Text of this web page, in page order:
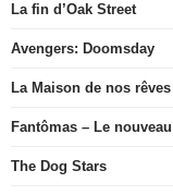
La fin d’Oak Street
Avengers: Doomsday
La Maison de nos rêves
Fantômas – Le
The Dog Stars